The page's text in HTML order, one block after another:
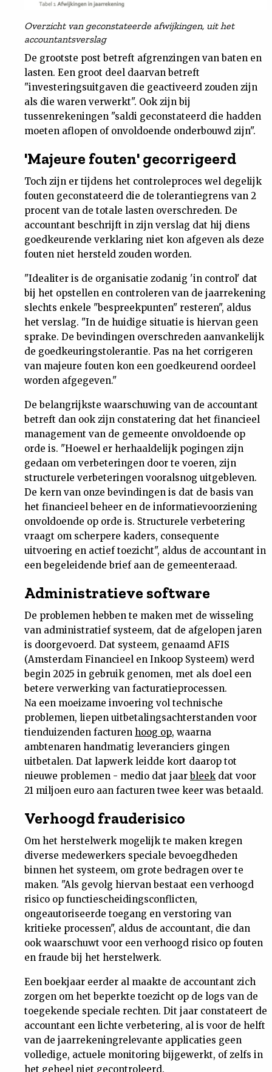
Overzicht van geconstateerde afwijkingen, uit het
accountantsverslag
De grootste post betreft afgrenzingen van baten en
lasten. Een groot deel daarvan betreft
"investeringsuitgaven die geactiveerd zouden zijn
als die waren verwerkt". Ook zijn bij
tussenrekeningen "saldi geconstateerd die hadden
moeten aflopen of onvoldoende onderbouwd zijn".
'Majeure fouten' gecorrigeerd
Toch zijn er tijdens het controleproces wel degelijk
fouten geconstateerd die de tolerantiegrens van 2
procent van de totale lasten overschreden. De
accountant beschrijft in zijn verslag dat hij diens
goedkeurende verklaring niet kon afgeven als deze
fouten niet hersteld zouden worden.
"Idealiter is de organisatie zodanig 'in control' dat
bij het opstellen en controleren van de jaarrekening
slechts enkele "bespreekpunten" resteren", aldus
het verslag. "In de huidige situatie is hiervan geen
sprake. De bevindingen overschreden aanvankelijk
de goedkeuringstolerantie. Pas na het corrigeren
van majeure fouten kon een goedkeurend oordeel
worden afgegeven."
De belangrijkste waarschuwing van de accountant
betreft dan ook zijn constatering dat het financieel
management van de gemeente onvoldoende op
orde is. "Hoewel er herhaaldelijk pogingen zijn
gedaan om verbeteringen door te voeren, zijn
structurele verbeteringen vooralsnog uitgebleven.
De kern van onze bevindingen is dat de basis van
het financieel beheer en de informatievoorziening
onvoldoende op orde is. Structurele verbetering
vraagt om scherpere kaders, consequente
uitvoering en actief toezicht", aldus de accountant in
een begeleidende brief aan de gemeenteraad.
Administratieve software
De problemen hebben te maken met de wisseling
van administratief systeem, dat de afgelopen jaren
is doorgevoerd. Dat systeem, genaamd AFIS
(Amsterdam Financieel en Inkoop Systeem) werd
begin 2025 in gebruik genomen, met als doel een
betere verwerking van facturatieprocessen.
Na een moeizame invoering vol technische
problemen, liepen uitbetalingsachterstanden voor
tienduizenden facturen hoog op, waarna
ambtenaren handmatig leveranciers gingen
uitbetalen. Dat lapwerk leidde kort daarop tot
nieuwe problemen - medio dat jaarbleek dat voor
21 miljoen euro aan facturen twee keer was betaald.
Verhoogd frauderisico
Om het herstelwerk mogelijk te maken kregen
diverse medewerkers speciale bevoegdheden
binnen het systeem, om grote bedragen over te
maken. "Als gevolg hiervan bestaat een verhoogd
risico op functiescheidingsconflicten,
ongeautoriseerde toegang en verstoring van
kritieke processen", aldus de accountant, die dan
ook waarschuwt voor een verhoogd risico op fouten
en fraude bij het herstelwerk.
Een boekjaar eerder al maakte de accountant zich
zorgen om het beperkte toezicht op de logs van de
toegekende speciale rechten. Dit jaar constateert de
accountant een lichte verbetering, al is voor de helft
van de jaarrekeningrelevante applicaties geen
volledige, actuele monitoring bijgewerkt, of zelfs in
het geheel niet gecontroleerd.